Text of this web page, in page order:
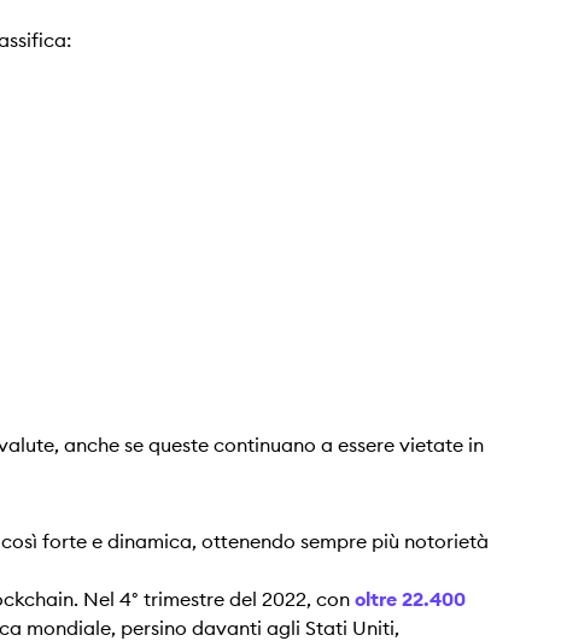
anche se queste continuano a essere vietate in
forte e dinamica, ottenendo sempre più notorietà
Nel 4° trimestre del 2022, con oltre 22.400
mondiale, persino davanti agli Stati Uniti,